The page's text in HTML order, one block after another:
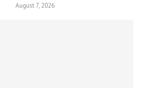
August 7, 2026